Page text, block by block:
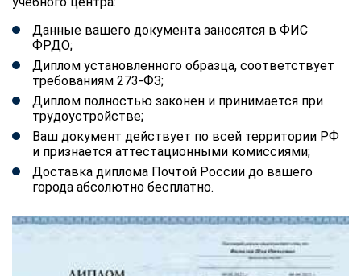
Данные вашего документа заносятся в ФИС
ФРДО;
Диплом установленного образца, соответствует
требованиям 273-ФЗ;
Диплом полностью законен и принимается при
трудоустройстве;
Ваш документ действует по всей территории РФ
и признается аттестационными комиссиями;
Доставка диплома Почтой России до вашего
города абсолютно бесплатно.